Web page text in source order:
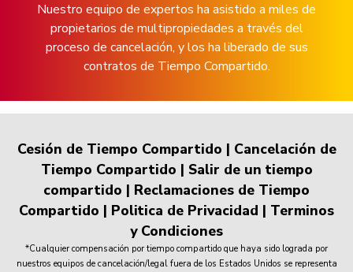
Nuestro equipo de expertos ha asistido a miles de
propietarios de multipropiedades a través del
proceso de cancelación, y los ha liberado de sus
contratos de Tiempo Compartido.
Cesión de Tiempo Compartido | Cancelación de
Tiempo Compartido | Salir de un tiempo
compartido | Reclamaciones de Tiempo
Compartido | Politica de Privacidad | Terminos
y Condiciones
*Cualquier compensación por tiempo compartido que haya sido lograda por
nuestros equipos de cancelación/legal fuera de los Estados Unidos se representa